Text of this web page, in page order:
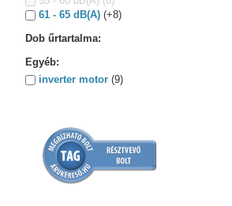
61 - 65 dB(A) (+8)
Dob űrtartalma:
Egyéb:
inverter motor (9)